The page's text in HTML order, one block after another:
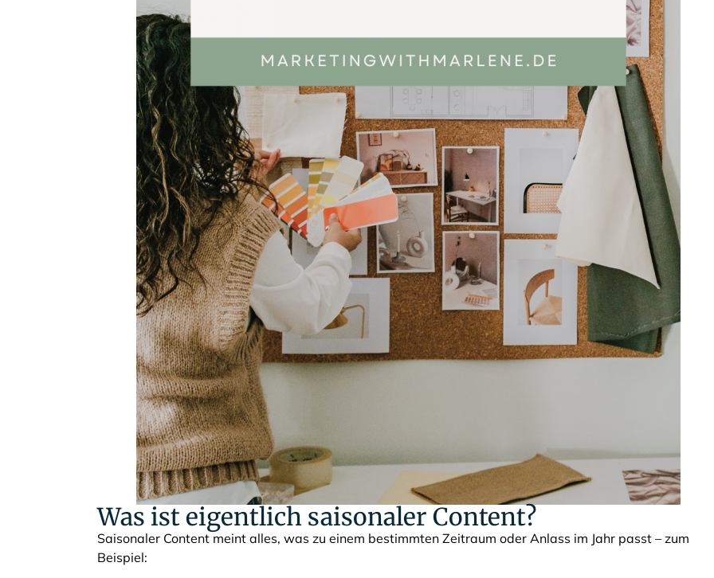
Was ist eigentlich saisonaler Content?
Saisonaler Content meint alles, was zu einem bestimmten Zeitraum oder Anlass im Jahr passt – zum
Beispiel: